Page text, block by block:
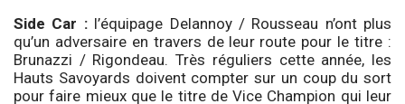
Side Car : l’équipage Delannoy / Rousseau n’ont plus
qu’un adversaire en travers de leur route pour le titre :
Brunazzi / Rigondeau. Très réguliers cette année, les
Hauts Savoyards doivent compter sur un coup du sort
pour faire mieux que le titre de Vice Champion qui leur